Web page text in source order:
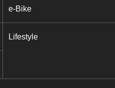
e-Bike
Lifestyle